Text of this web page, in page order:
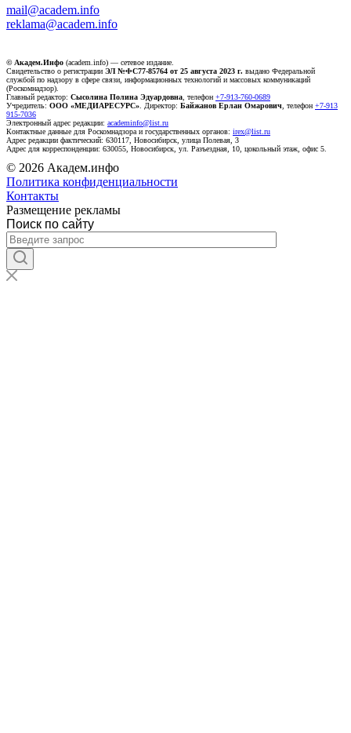
mail@academ.info
reklama@academ.info
© Академ.Инфо (academ.info) — сетевое издание.
Свидетельство о регистрации ЭЛ №ФС77-85764 от 25 августа 2023 г. выдано Федеральной
службой по надзору в сфере связи, информационных технологий и массовых коммуникаций
(Роскомнадзор).
Главный редактор: Сысолина Полина Эдуардовна , телефон +7-913-760-0689
Учредитель: ООО «МЕДИАРЕСУРС» . Директор: Байжанов Ерлан Омарович , телефон +7-913
915-7036
Электронный адрес редакции: academinfo@list.ru
Контактные данные для Роскомнадзора и государственных органов: irex@list.ru
Адрес редакции фактический: 630117, Новосибирск, улица Полевая, 3
Адрес для корреспонденции: 630055, Новосибирск, ул. Разъездная, 10, цокольный этаж, офис 5.
© 2026 Академ.инфо
Политика конфиденциальности
Контакты
Размещение рекламы
Поиск по сайту